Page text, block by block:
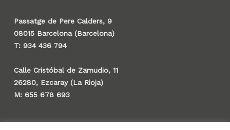
Passatge de Pere Calders, 9
08015 Barcelona (Barcelona)
T: 934 436 794
Calle Cristóbal de Zamudio, 11
26280, Ezcaray (La Rioja)
M: 655 678 693